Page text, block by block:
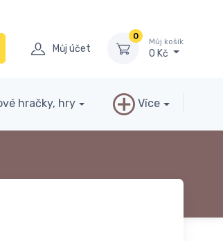
Můj účet
0
Můj košík
0 Kč
hračky, hry Více